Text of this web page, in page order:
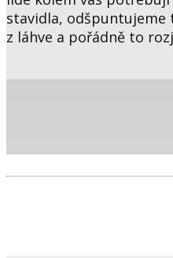
stavidla, odšpuntujeme
z láhve a pořádně to